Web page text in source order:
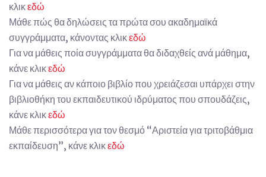
κλικεδώ
Μάθε πώς θα δηλώσεις τα πρώτα σου ακαδημαϊκά
συγγράμματα, κάνοντας κλικεδώ
Για να μάθεις ποία συγγράμματα θα διδαχθείς ανά μάθημα,
κάνε κλικεδώ
Για να μάθεις αν κάποιο βιβλίο που χρειάζεσαι υπάρχει στην
βιβλιοθήκη του εκπαιδευτικού ιδρύματος που σπουδάζεις,
κάνε κλικεδώ
Μάθε περισσότερα για τον θεσμό “Αριστεία για τριτοβάθμια
εκπαίδευση”, κάνε κλικεδώ